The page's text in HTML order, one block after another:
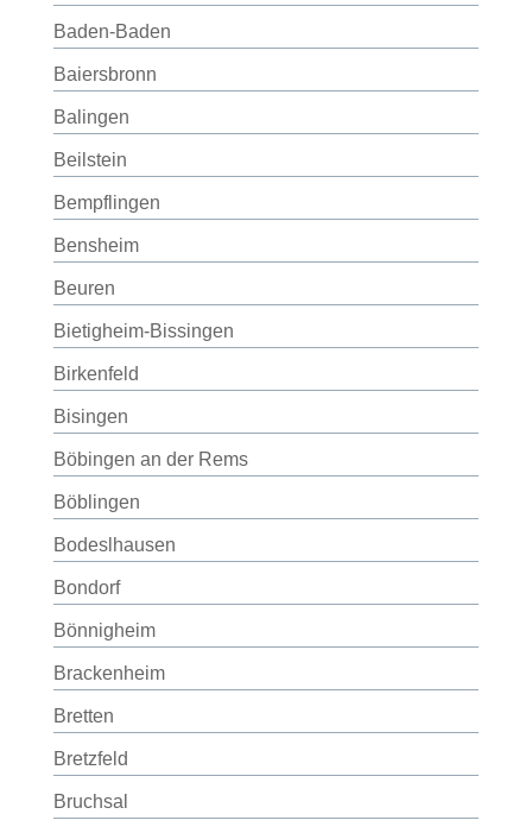
Baden-Baden
Baiersbronn
Balingen
Beilstein
Bempflingen
Bensheim
Beuren
Bietigheim-Bissingen
Birkenfeld
Bisingen
Böbingen an der Rems
Böblingen
Bodeslhausen
Bondorf
Bönnigheim
Brackenheim
Bretten
Bretzfeld
Bruchsal